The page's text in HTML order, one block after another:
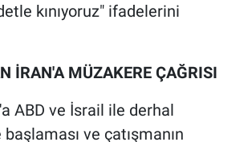
kınıyoruz" ifadelerini
İRAN'A MÜZAKERE ÇAĞRISI
ABD ve İsrail ile derhal
ve çatışmanın